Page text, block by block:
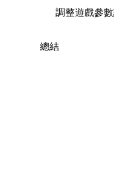
調整遊戲參
總結